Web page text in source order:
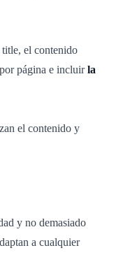
el contenido
página e incluirla
el contenido y
y no demasiado
a cualquier